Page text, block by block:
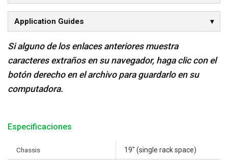
Application Guides
Si alguno de los enlaces anteriores muestra
caracteres extraños en su navegador, haga clic con el
botón derecho en el archivo para guardarlo en su
computadora.
Especificaciones
Chassis 19" (single rack space)